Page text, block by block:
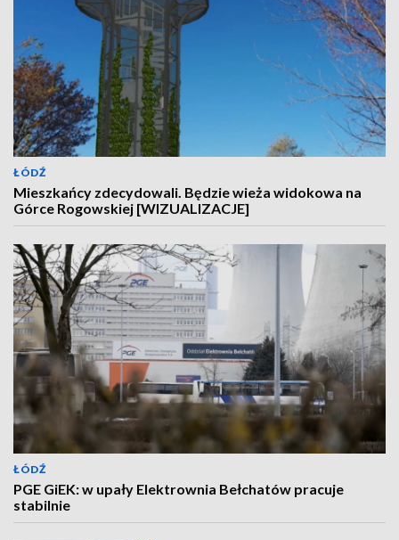
ŁÓDŹ
Mieszkańcy zdecydowali. Będzie wieża widokowa na
Górce Rogowskiej [WIZUALIZACJE]
ŁÓDŹ
PGE GiEK: w upały Elektrownia Bełchatów pracuje
stabilnie